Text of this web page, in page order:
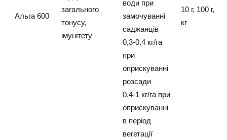
Альга 600
загального
тонусу,
імунітету
води при
замочуванні
саджанців
0,3-0,4 кг/га
при
оприскуванні
розсади
0,4-1 кг/га при
оприскуванні
в період
вегетації
10 г, 100 г, 1
кг